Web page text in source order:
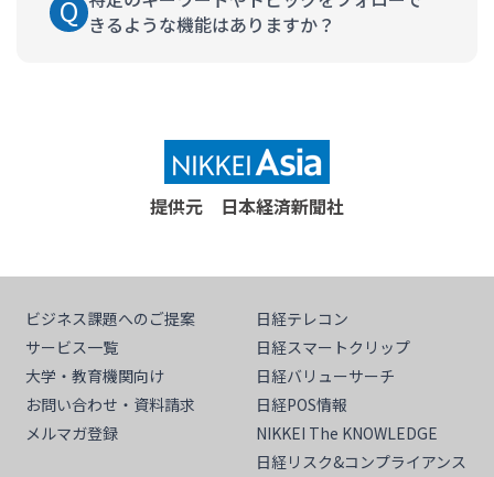
きるような機能はありますか？
提供元 日本経済新聞社
ビジネス課題へのご提案
サービス一覧
大学・教育機関向け
お問い合わせ・資料請求
メルマガ登録
日経テレコン
日経スマートクリップ
日経バリューサーチ
日経POS情報
NIKKEI The KNOWLEDGE
日経リスク&コンプライアンス